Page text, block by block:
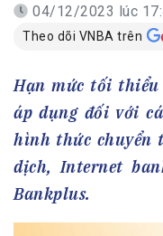
04/12/2023 lúc
Theo dõi VNBA trên
Hạn mức tối thiểu
áp dụng đối với
hình thức chuyển
dịch, Internet
Bankplus.